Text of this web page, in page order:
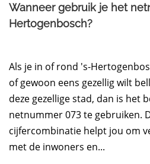
Wanneer gebruik je het
Hertogenbosch?
Als je in of rond 's-
of gewoon eens gezellig wilt
deze gezellige stad, dan is het
netnummer 073 te gebruiken.
cijfercombinatie helpt jou om
met de inwoners en...